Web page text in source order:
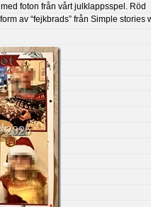
foton från vårt julklappsspel. Röd
av “fejkbrads” från Simple stories